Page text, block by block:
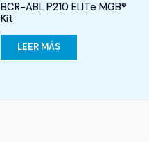
BCR-ABL P210 ELITe MGB®
Kit
LEER MÁS